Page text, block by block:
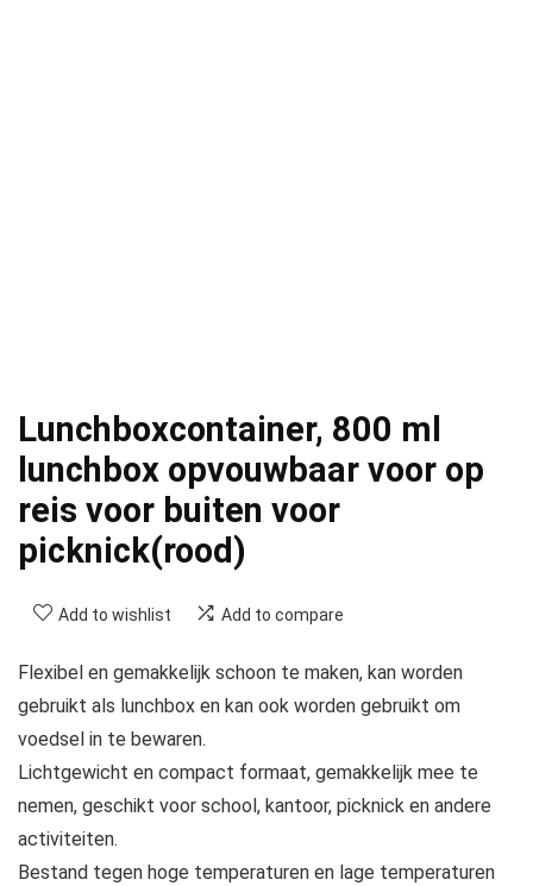
Lunchboxcontainer, 800 ml
lunchbox opvouwbaar voor op
reis voor buiten voor
picknick(rood)
Add to wishlist Add to compare
Flexibel en gemakkelijk schoon te maken, kan worden
gebruikt als lunchbox en kan ook worden gebruikt om
voedsel in te bewaren.
Lichtgewicht en compact formaat, gemakkelijk mee te
nemen, geschikt voor school, kantoor, picknick en andere
activiteiten.
Bestand tegen hoge temperaturen en lage temperaturen